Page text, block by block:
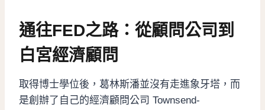
通往FED之路：從顧問公司到
白宮經濟顧問
取得博士學位後，葛林斯潘並沒有走進象牙塔，而
是創辦了自己的經濟顧問公司 Townsend-